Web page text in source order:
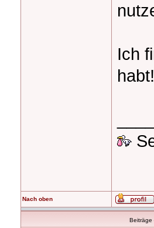
Ich
habt!
Nach oben
Beiträge